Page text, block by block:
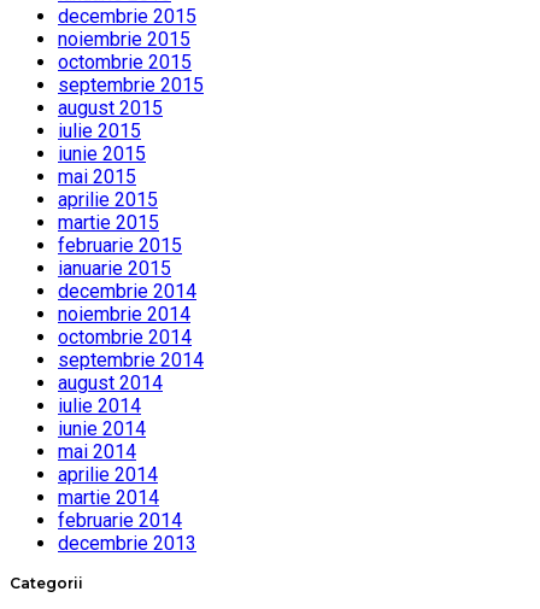
decembrie 2015
noiembrie 2015
octombrie 2015
septembrie 2015
august 2015
iulie 2015
iunie 2015
mai 2015
aprilie 2015
martie 2015
februarie 2015
ianuarie 2015
decembrie 2014
noiembrie 2014
octombrie 2014
septembrie 2014
august 2014
iulie 2014
iunie 2014
mai 2014
aprilie 2014
martie 2014
februarie 2014
decembrie 2013
Categorii